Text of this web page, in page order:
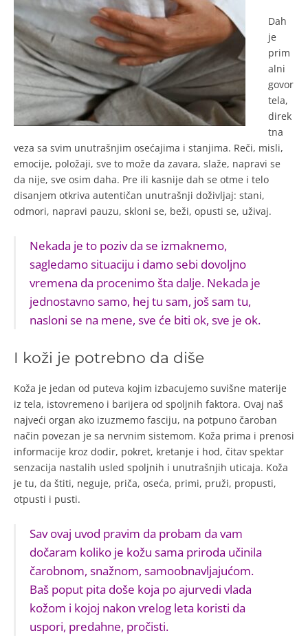
Dah
je
prim
alni
govor
tela,
direk
tna
veza sa svim unutrašnjim osećajima i stanjima. Reči, misli,
emocije, položaji, sve to može da zavara, slaže, napravi se
da nije, sve osim daha. Pre ili kasnije dah se otme i telo
disanjem otkriva autentičan unutrašnji doživljaj: stani,
odmori, napravi pauzu, skloni se, beži, opusti se, uživaj.
Nekada je to poziv da se izmaknemo,
sagledamo situaciju i damo sebi dovoljno
vremena da procenimo šta dalje. Nekada je
jednostavno samo, hej tu sam, još sam tu,
nasloni se na mene, sve će biti ok, sve je ok.
I koži je potrebno da diše
Koža je jedan od puteva kojim izbacujemo suvišne materije
iz tela, istovremeno i barijera od spoljnih faktora. Ovaj naš
najveći organ ako izuzmemo fasciju, na potpuno čaroban
način povezan je sa nervnim sistemom. Koža prima i prenosi
informacije kroz dodir, pokret, kretanje i hod, čitav spektar
senzacija nastalih usled spoljnih i unutrašnjih uticaja. Koža
je tu, da štiti, neguje, priča, oseća, primi, pruži, propusti,
otpusti i pusti.
Sav ovaj uvod pravim da probam da vam
dočaram koliko je kožu sama priroda učinila
čarobnom, snažnom, samoobnavljajućom.
Baš poput pita doše koja po ajurvedi vlada
kožom i kojoj nakon vrelog leta koristi da
uspori, predahne, pročisti.